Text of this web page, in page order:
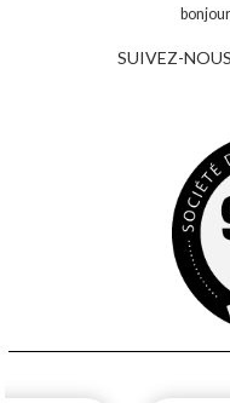
SUIVEZ-NOUS